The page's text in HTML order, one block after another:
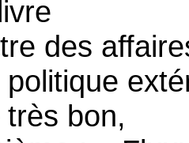
des
bon,